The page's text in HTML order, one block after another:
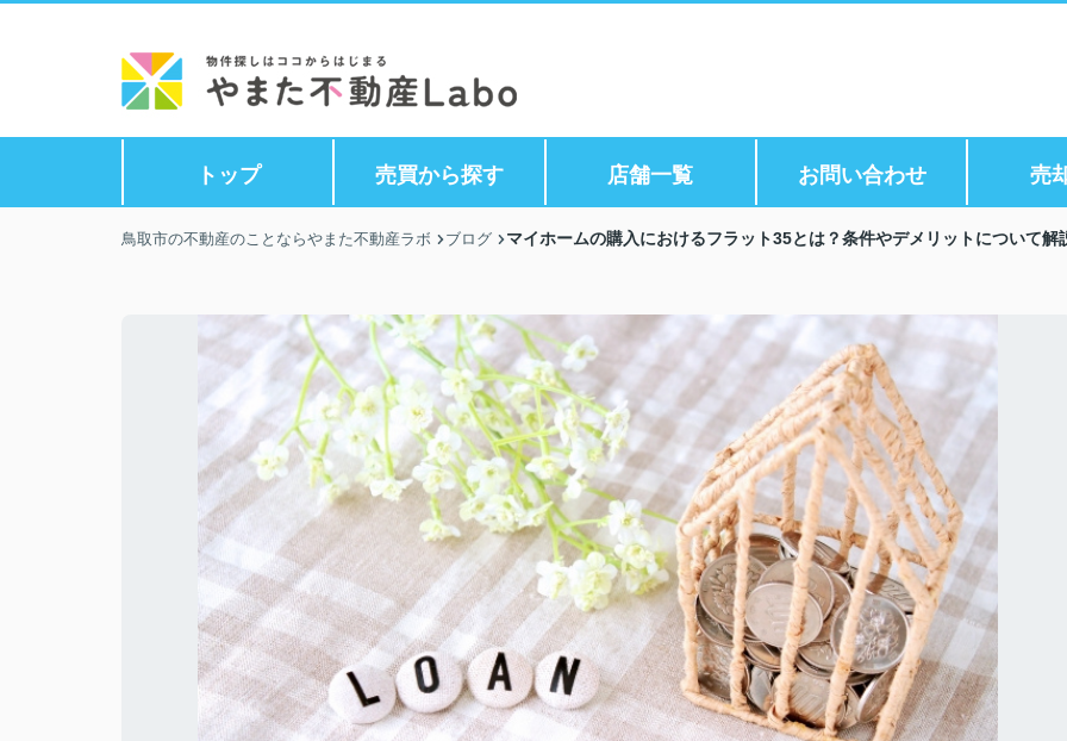
トップ 売買から探す 店舗一覧 お問い合わせ 売
鳥取市の不動産のことならやまた不動産ラボ ブログ マイホームの購入におけるフラット35とは？条件やデメリットについて解